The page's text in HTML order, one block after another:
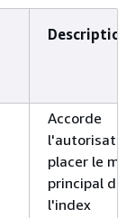
Description
Accorde
placer le
principal
l'index